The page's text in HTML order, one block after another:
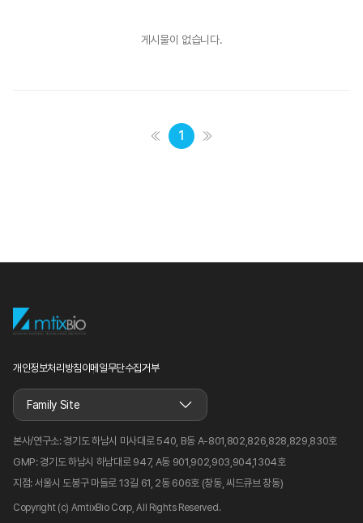
게시물이 없습니다.
1
본사/연구소:경기도 하남시 미사대로 540, B동 A-801,802,826,828,829,830호
GMP:경기도 하남시 하남대로 947, A동 901,902,903,904,1304호
지점: 서울시 도봉구 마들로 13길 61, 2동 606호 (창동, 씨드큐브 창동)
Copyright (c) AmtixBio Corp, All Rights Reserved.
개인정보처리방침이메일무단수집거부
Family Site